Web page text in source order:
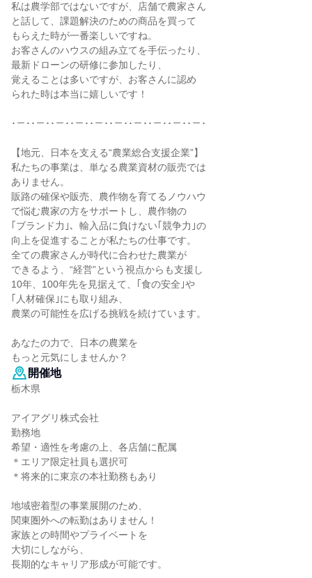
私は農学部ではないですが、店舗で農家さん
と話して、課題解決のための商品を買って
もらえた時が一番楽しいですね。
お客さんのハウスの組み立てを手伝ったり、
最新ドローンの研修に参加したり、
覚えることは多いですが、お客さんに認め
られた時は本当に嬉しいです！
･－･･－･･－･･－･･－･･－･･－･･－･･－･･－･
【地元、日本を支える“農業総合支援企業”】
私たちの事業は、単なる農業資材の販売では
ありません。
販路の確保や販売、農作物を育てるノウハウ
で悩む農家の方をサポートし、農作物の
｢ブランド力｣、輸入品に負けない｢競争力｣の
向上を促進することが私たちの仕事です。
全ての農家さんが時代に合わせた農業が
できるよう、“経営”という視点からも支援し
10年、100年先を見据えて、｢食の安全｣や
｢人材確保｣にも取り組み、
農業の可能性を広げる挑戦を続けています。
あなたの力で、日本の農業を
もっと元気にしませんか？
開催地
栃木県
アイアグリ株式会社
勤務地
希望・適性を考慮の上、各店舗に配属
＊エリア限定社員も選択可
＊将来的に東京の本社勤務もあり
地域密着型の事業展開のため、
関東圏外への転勤はありません！
家族との時間やプライベートを
大切にしながら、
長期的なキャリア形成が可能です。